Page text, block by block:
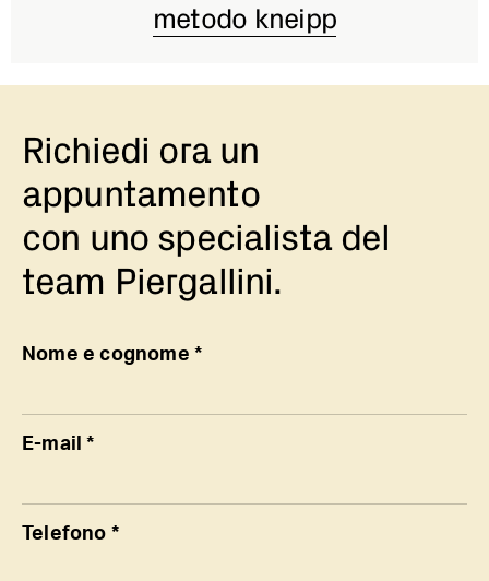
metodo kneipp
Richiedi ora un
appuntamento
con uno specialista del
team Piergallini.
Nome e cognome *
E-mail *
Telefono *